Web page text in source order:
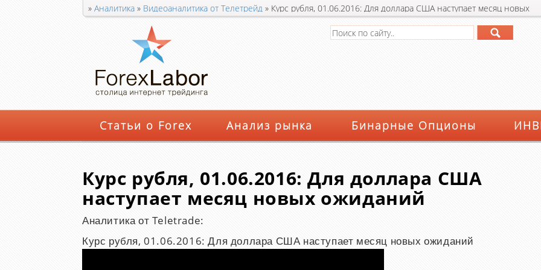
» Аналитика » Видеоаналитика от Телетрейд » Курс рубля, 01.06.2016: Для доллара США наступает месяц новых
Статьи о Forex Анализ рынка Бинарные Опционы
Курс рубля, 01.06.2016: Для доллара США
наступает месяц новых ожиданий
Аналитика от Teletrade:
Курс рубля, 01.06.2016: Для доллара США наступает месяц новых ожиданий